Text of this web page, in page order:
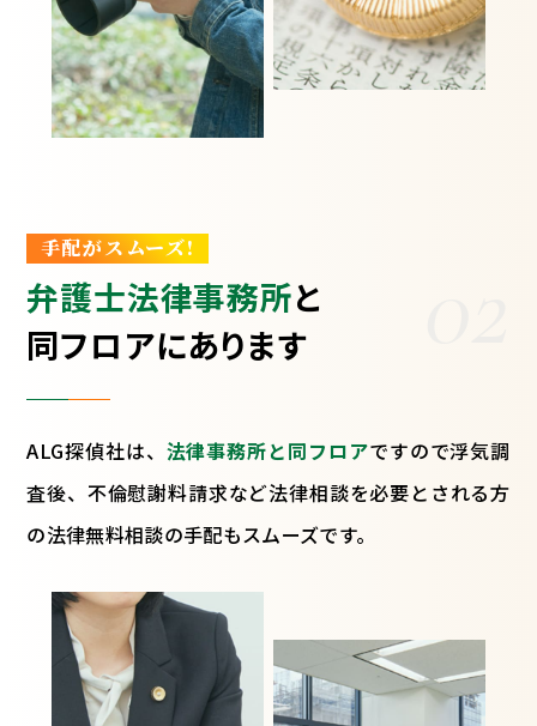
手配がスムーズ!
弁護士法律事務所と
同フロアにあります
ALG探偵社は、 法律事務所と同フロアですので浮気調
査後、不倫慰謝料請求など法律相談を必要とされる方
の法律無料相談の手配もスムーズです。